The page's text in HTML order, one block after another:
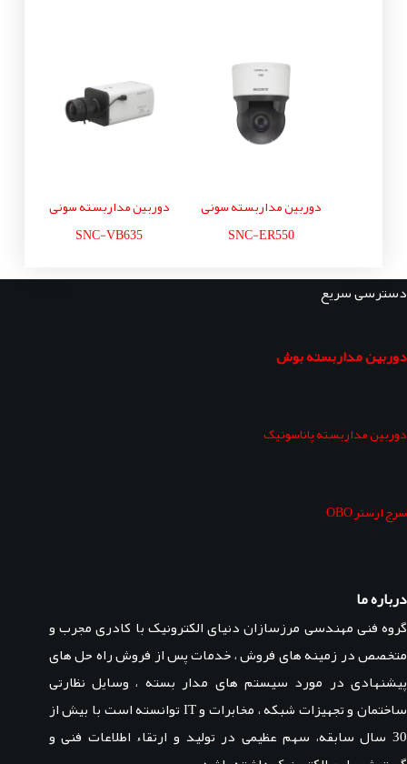
دوربین مداربسته سونی
SNC-ER550
دوربین مداربسته سونی
SNC-VB635
دسترسی سریع
دوربین مداربسته بوش
دوربین مداربسته پاناسونیک
سرج ارستر OBO
درباره ما
گروه فنی مهندسی مرزسازان دنیای الکترونیک با کادری مجرب و
متخصص در زمینه های فروش ، خدمات پس از فروش راه حل های
پیشنهادی در مورد سیستم های مدار بسته ، وسایل نظارتی
ساختمان و تجهیزات شبکه ، مخابرات و IT توانسته است با بیش از
30 سال سابقه، سهم عظیمی در تولید و ارتقاء اطلاعات فنی و